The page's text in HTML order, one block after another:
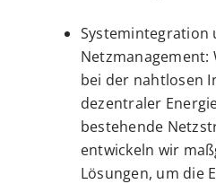
Systemintegration
bei der nahtlosen
dezentraler
bestehende
entwickeln wir
Lösungen, um die